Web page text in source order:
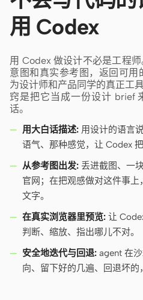
用 Codex
用 Codex 做设计不必是工程
意图和真实参考图，返回可
为设计师和产品同学的真正工
窍是把它当成一份设计 brief
话。
用大白话描述: 用设计的语言
语气、那种感觉，让 Codex
从参考图出发: 丢进截图、一
官网；在把观感做对这件事
文字。
在真实浏览器里预览: 让
判断、缩放、指出哪儿不对。
安全地迭代与回退: agent 在
向、留下好的几遍、回退坏的